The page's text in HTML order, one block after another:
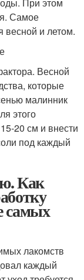
Самое
весной и летом.
Весной
которые
малинник
этого
20 см и внести
под каждый
Как
самых
лакомств
каждый